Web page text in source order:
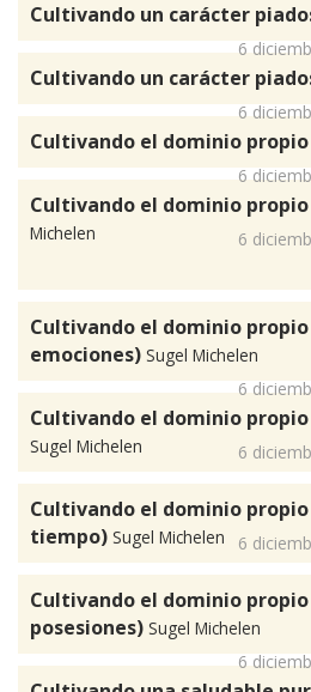
Cultivando un carácter
6
Cultivando un carácter
6
Cultivando el dominio propio
6
Cultivando el dominio
Michelen
6
Cultivando el dominio propio
emociones) Sugel Michelen
6
Cultivando el dominio
Sugel Michelen 6
Cultivando el dominio propio
tiempo) Sugel Michelen 6
Cultivando el dominio propio
posesiones) Sugel Michelen
6